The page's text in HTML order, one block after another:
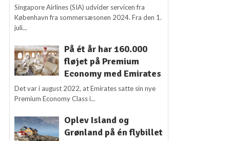
Singapore Airlines (SIA) udvider servicen fra
København fra sommersæsonen 2024. Fra den 1.
juli...
På ét år har 160.000
fløjet på Premium
Economy med Emirates
Det var i august 2022, at Emirates satte sin nye
Premium Economy Class i...
Oplev Island og
Grønland på én flybillet